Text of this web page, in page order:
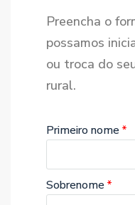
Preencha o
possamos
ou troca do
rural.
Primeiro nome
Sobrenome